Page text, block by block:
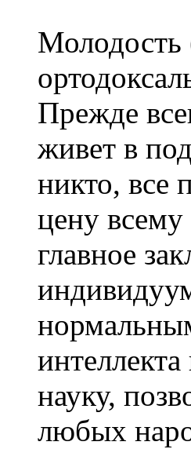
Молодость
Прежде
живет в
никто, все
цену всему
главное
науку,
любых